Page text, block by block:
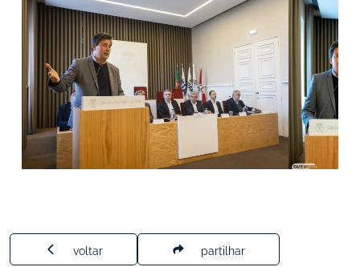
voltar partilhar